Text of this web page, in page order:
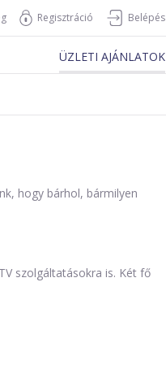
Regisztráció Belépés
ÜZLETI AJÁNLATOK
hogy bárhol, bármilyen
szolgáltatásokra is. Két fő